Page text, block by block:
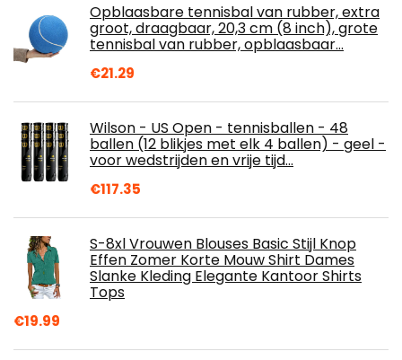
Opblaasbare tennisbal van rubber, extra
groot, draagbaar, 20,3 cm (8 inch), grote
tennisbal van rubber, opblaasbaar…
€21.29
Wilson - US Open - tennisballen - 48
ballen (12 blikjes met elk 4 ballen) - geel -
voor wedstrijden en vrije tijd…
€117.35
S-8xl Vrouwen Blouses Basic Stijl Knop
Effen Zomer Korte Mouw Shirt Dames
Slanke Kleding Elegante Kantoor Shirts
Tops
€19.99